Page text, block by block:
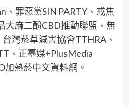
、罪惡黨SIN PARTY、戒焦
大麻二酚CBD推動聯盟、無
灣菸草減害協會TTHRA、
、正臺媒+PlusMedia
熱菸中文資料網。